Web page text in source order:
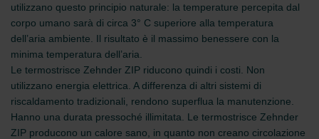
utilizzano questo principio naturale: la temperature percepita dal
corpo umano sarà di circa 3° C superiore alla temperatura
dell’aria ambiente. Il risultato è il massimo benessere con la
minima temperatura dell’aria.
Le termostrisce Zehnder ZIP riducono quindi i costi. Non
utilizzano energia elettrica. A differenza di altri sistemi di
riscaldamento tradizionali, rendono superflua la manutenzione.
Hanno una durata pressoché illimitata. Le termostrisce Zehnder
ZIP producono un calore sano, in quanto non creano circolazione